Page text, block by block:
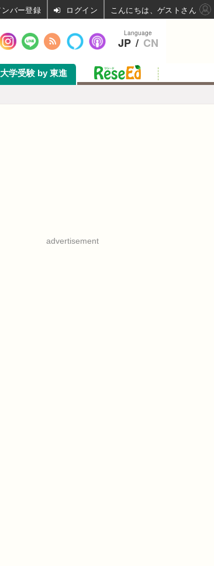
大学受験 by 東進
advertisement
Language
JP / CN
ログイン こんにちは、ゲストさん